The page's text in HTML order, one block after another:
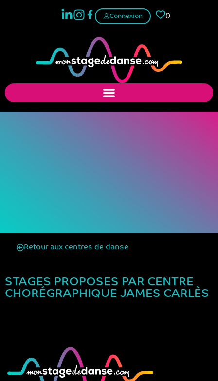
Connexion 0
Retour aux centres de danse
STAGES PROPOSES PAR CENTRE
CHORÉGRAPHIQUE JAMES CARLÈS